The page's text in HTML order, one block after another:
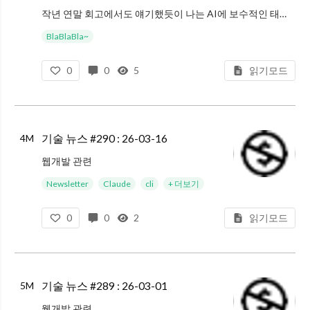
작년 연말 회고에서도 얘기했듯이 나는 AI에 보수적인 태도를 가지고 있다. 얼마 전에 44bits에서 사람들하고 얘기하다가 이제는 입장 돌변을 자연스럽게 받아들여야 한다는 얘기를 들었는데 그 말이 공감될 정도로 기술 발전이 빠르고
BlaBlaBla~
0 0 5 읽기모드
4M 기술 뉴스 #290 : 26-03-16
웹개발 관련
Temporal: The 9-Year Journey to Fix Time in JavaScript : JavaScript의 Date는 만들어질 당시에는 실용적인 접근이었지만 웹의 발전을 제대로 따라가지 못했고 사용하기
Newsletter Claude cli + 더보기
0 0 2 읽기모드
5M 기술 뉴스 #289 : 26-03-01